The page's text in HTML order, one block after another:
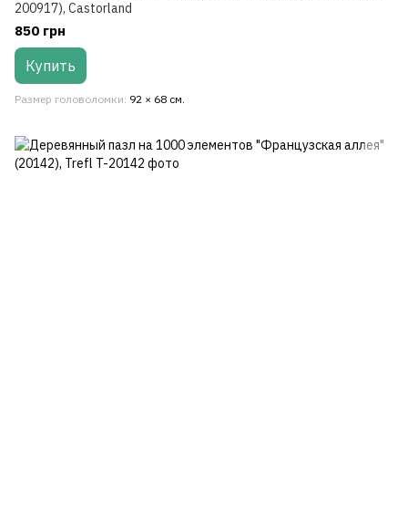
200917), Castorland
850 грн
Купить
Размер головоломки 92 × 68 см.